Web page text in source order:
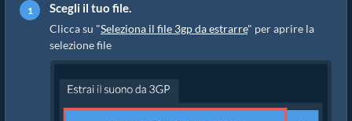
Scegli il tuo file.
Clicca su "Seleziona il file 3gp da estrarre" per aprire la
selezione file